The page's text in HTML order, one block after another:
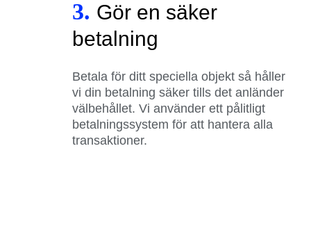
3. Gör en säker
betalning
Betala för ditt speciella objekt så håller
vi din betalning säker tills det anländer
välbehållet. Vi använder ett pålitligt
betalningssystem för att hantera alla
transaktioner.